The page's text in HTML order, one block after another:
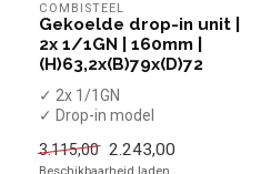
COMBISTEEL
Gekoelde drop-in unit |
2x 1/1GN | 160mm |
(H)63,2x(B)79x(D)72
✓ 2x 1/1GN
✓ Drop-in model
✓ +4 tot +8 °C
3.115,00 2.243,00